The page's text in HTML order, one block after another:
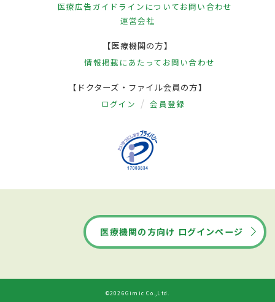
医療広告ガイドラインについてお問い合わせ
運営会社
【医療機関の方】
情報掲載にあたって お問い合わせ
【ドクターズ・ファイル会員の方】
ログイン 会員登録
医療機関の方向け ログインページ
©2026Gimic Co.,Ltd.